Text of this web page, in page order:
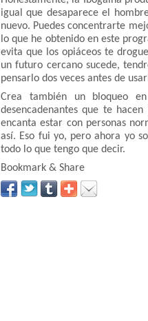
igual que desaparece el
nuevo. Puedes concentrarte
lo que he obtenido en este
evita que los opiáceos te
un futuro cercano sucede,
pensarlo dos veces antes de
Crea también un bloqueo
desencadenantes que te
encanta estar con personas
así. Eso fui yo, pero ahora yo
todo lo que tengo que decir.
Bookmark & Share